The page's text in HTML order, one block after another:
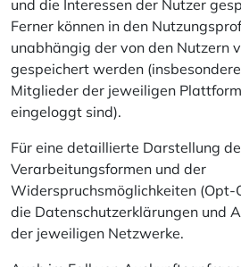
und die Interessen der Nutzer
Ferner können in den
unabhängig der von den Nutzern
gespeichert werden
Mitglieder der jeweiligen
eingeloggt sind).
Für eine detaillierte Darstellung
Verarbeitungsformen und der
Widerspruchsmöglichkeiten
die Datenschutzerklärungen und
der jeweiligen Netzwerke.